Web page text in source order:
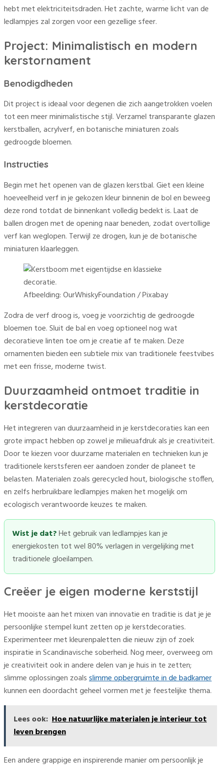
hebt met elektriciteitsdraden. Het zachte, warme licht van de
ledlampjes zal zorgen voor een gezellige sfeer.
Project: Minimalistisch en modern
kerstornament
Benodigdheden
Dit project is ideaal voor degenen die zich aangetrokken voelen
tot een meer minimalistische stijl. Verzamel transparante glazen
kerstballen, acrylverf, en botanische miniaturen zoals
gedroogde bloemen.
Instructies
Begin met het openen van de glazen kerstbal. Giet een kleine
hoeveelheid verf in je gekozen kleur binnenin de bol en beweeg
deze rond totdat de binnenkant volledig bedekt is. Laat de
ballen drogen met de opening naar beneden, zodat overtollige
verf kan weglopen. Terwijl ze drogen, kun je de botanische
miniaturen klaarleggen.
Afbeelding: OurWhiskyFoundation / Pixabay
Zodra de verf droog is, voeg je voorzichtig de gedroogde
bloemen toe. Sluit de bal en voeg optioneel nog wat
decoratieve linten toe om je creatie af te maken. Deze
ornamenten bieden een subtiele mix van traditionele feestvibes
met een frisse, moderne twist.
Duurzaamheid ontmoet traditie in
kerstdecoratie
Het integreren van duurzaamheid in je kerstdecoraties kan een
grote impact hebben op zowel je milieuafdruk als je creativiteit.
Door te kiezen voor duurzame materialen en technieken kun je
traditionele kerstsferen eer aandoen zonder de planeet te
belasten. Materialen zoals gerecycled hout, biologische stoffen,
en zelfs herbruikbare ledlampjes maken het mogelijk om
ecologisch verantwoorde keuzes te maken.
Wist je dat?Het gebruik van ledlampjes kan je
energiekosten tot wel 80% verlagen in vergelijking met
traditionele gloeilampen.
Creëer je eigen moderne kerststijl
Het mooiste aan het mixen van innovatie en traditie is dat je je
persoonlijke stempel kunt zetten op je kerstdecoraties.
Experimenteer met kleurenpaletten die nieuw zijn of zoek
inspiratie in Scandinavische soberheid. Nog meer, overweeg om
je creativiteit ook in andere delen van je huis in te zetten;
slimme oplossingen zoalsslimme opbergruimte in de badkamer
kunnen een doordacht geheel vormen met je feestelijke thema.
Lees ook: Hoe natuurlijke materialen je interieur tot
leven brengen
Een andere grappige en inspirerende manier om persoonlijk je